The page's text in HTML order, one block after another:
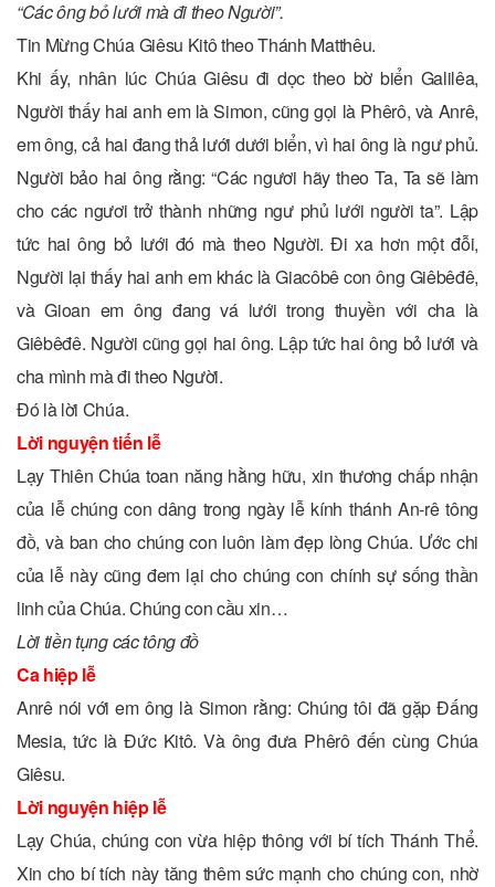
“Các ông bỏ lưới mà đi theo Người”.
Tin Mừng Chúa Giêsu Kitô theo Thánh Matthêu.
Khi ấy, nhân lúc Chúa Giêsu đi dọc theo bờ biển Galilêa,
Người thấy hai anh em là Simon, cũng gọi là Phêrô, và Anrê,
em ông, cả hai đang thả lưới dưới biển, vì hai ông là ngư phủ.
Người bảo hai ông rằng: “Các ngươi hãy theo Ta, Ta sẽ làm
cho các ngươi trở thành những ngư phủ lưới người ta”. Lập
tức hai ông bỏ lưới đó mà theo Người. Ði xa hơn một đỗi,
Người lại thấy hai anh em khác là Giacôbê con ông Giêbêđê,
và Gioan em ông đang vá lưới trong thuyền với cha là
Giêbêđê. Người cũng gọi hai ông. Lập tức hai ông bỏ lưới và
cha mình mà đi theo Người.
Ðó là lời Chúa.
Lời nguyện tiến lễ
Lạy Thiên Chúa toan năng hằng hữu, xin thương chấp nhận
của lễ chúng con dâng trong ngày lễ kính thánh An-rê tông
đồ, và ban cho chúng con luôn làm đẹp lòng Chúa. Ước chi
của lễ này cũng đem lại cho chúng con chính sự sống thần
linh của Chúa. Chúng con cầu xin…
Lời tiền tụng các tông đồ
Ca hiệp lễ
Anrê nói với em ông là Simon rằng: Chúng tôi đã gặp Đấng
Mesia, tức là Đức Kitô. Và ông đưa Phêrô đến cùng Chúa
Giêsu.
Lời nguyện hiệp lễ
Lạy Chúa, chúng con vừa hiệp thông với bí tích Thánh Thể.
Xin cho bí tích này tăng thêm sức mạnh cho chúng con, nhờ